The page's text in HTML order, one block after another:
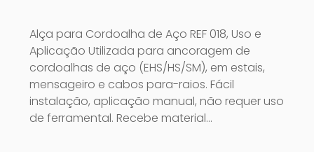
Alça para Cordoalha de Aço REF 018, Uso e
Aplicação Utilizada para ancoragem de
cordoalhas de aço (EHS/HS/SM), em estais,
mensageiro e cabos para-raios. Fácil
instalação, aplicação manual, não requer uso
de ferramental. Recebe material…